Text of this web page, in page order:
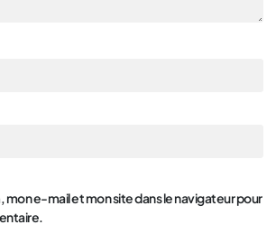
mon e-mail et mon site dans le navigateur pour